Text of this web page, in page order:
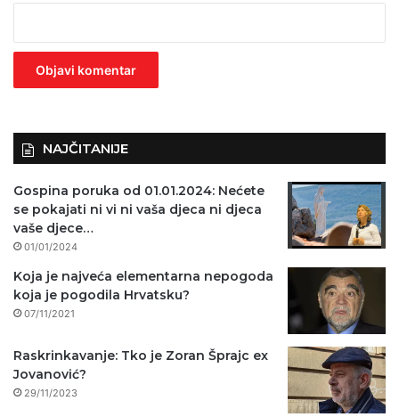
z
NAJČITANIJE
Gospina poruka od 01.01.2024: Nećete
se pokajati ni vi ni vaša djeca ni djeca
vaše djece…
01/01/2024
Koja je najveća elementarna nepogoda
koja je pogodila Hrvatsku?
07/11/2021
Raskrinkavanje: Tko je Zoran Šprajc ex
Jovanović?
29/11/2023